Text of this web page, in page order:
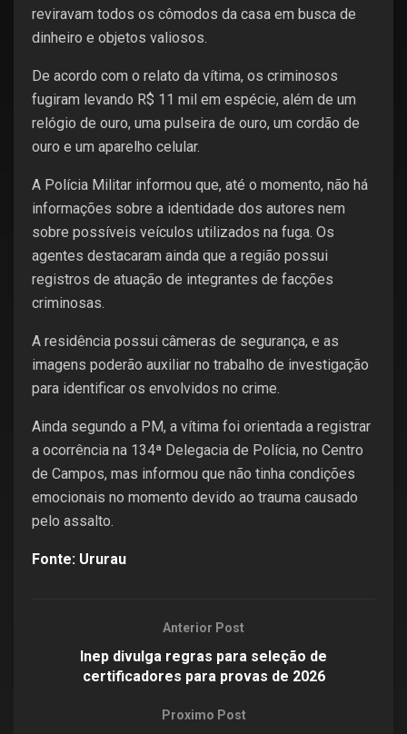
reviravam todos os cômodos da casa em busca de
dinheiro e objetos valiosos.
De acordo com o relato da vítima, os criminosos
fugiram levando R$ 11 mil em espécie, além de um
relógio de ouro, uma pulseira de ouro, um cordão de
ouro e um aparelho celular.
A Polícia Militar informou que, até o momento, não há
informações sobre a identidade dos autores nem
sobre possíveis veículos utilizados na fuga. Os
agentes destacaram ainda que a região possui
registros de atuação de integrantes de facções
criminosas.
A residência possui câmeras de segurança, e as
imagens poderão auxiliar no trabalho de investigação
para identificar os envolvidos no crime.
Ainda segundo a PM, a vítima foi orientada a registrar
a ocorrência na 134ª Delegacia de Polícia, no Centro
de Campos, mas informou que não tinha condições
emocionais no momento devido ao trauma causado
pelo assalto.
Fonte: Ururau
Anterior Post
Inep divulga regras para seleção de
certificadores para provas de 2026
Proximo Post